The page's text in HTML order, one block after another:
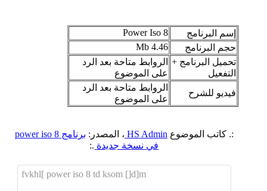
إسم البرنامج
Power Iso 8
حجم البرنامج
4.46 Mb
تحميل البرنامج +
التفعيل
الروابط متاحة بعد الرد
على الموضوع
فيديو للشرح
الروابط متاحة بعد الرد
على الموضوع
:. كاتب الموضوع HS Admin ، المصدر:
برنامج power iso 8
في نسخة جديدة .:
fvkhl[ power iso 8 td ksom []d]m